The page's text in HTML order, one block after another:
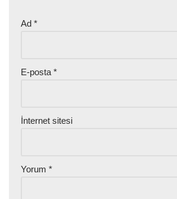
Ad *
E-posta *
İnternet sitesi
Yorum *